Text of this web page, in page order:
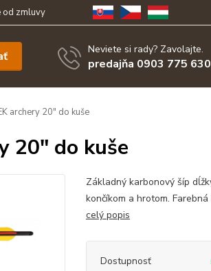
od zmluvy
Neviete si rady? Zavolajte.
predajňa 0903 775
archery 20" do kuše
20" do kuše
Základný karbonový šíp
končíkom a hrotom.
celý popis
Dostupnosť